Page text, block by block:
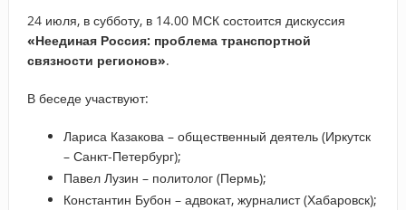
24 июля, в субботу, в 14.00 МСК состоится дискуссия
«Неединая Россия: проблема транспортной
связности регионов».
В беседе участвуют:
Лариса Казакова – общественный деятель (Иркутск
– Санкт-Петербург);
Павел Лузин – политолог (Пермь);
Константин Бубон – адвокат, журналист (Хабаровск);